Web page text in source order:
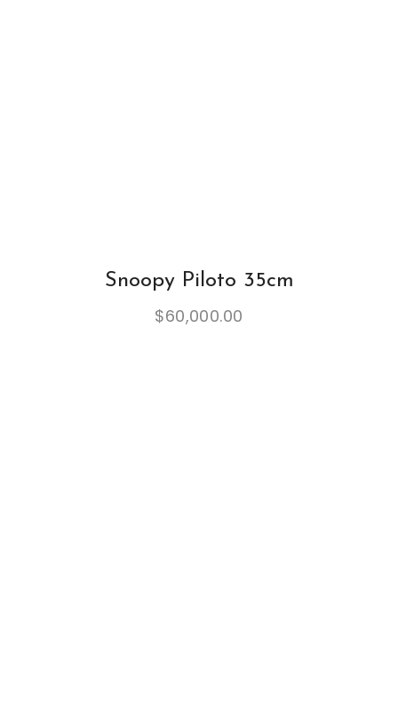
Snoopy Piloto 35cm
$60,000.00